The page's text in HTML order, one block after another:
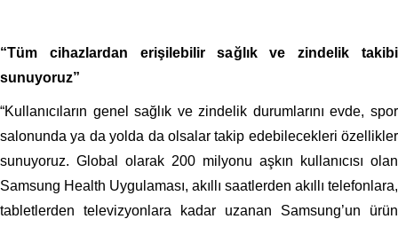
“Tüm cihazlardan erişilebilir sağlık ve zindelik takibi
sunuyoruz”
“Kullanıcıların genel sağlık ve zindelik durumlarını evde, spor
salonunda ya da yolda da olsalar takip edebilecekleri özellikler
sunuyoruz. Global olarak 200 milyonu aşkın kullanıcısı olan
Samsung Health Uygulaması, akıllı saatlerden akıllı telefonlara,
tabletlerden televizyonlara kadar uzanan Samsung’un ürün